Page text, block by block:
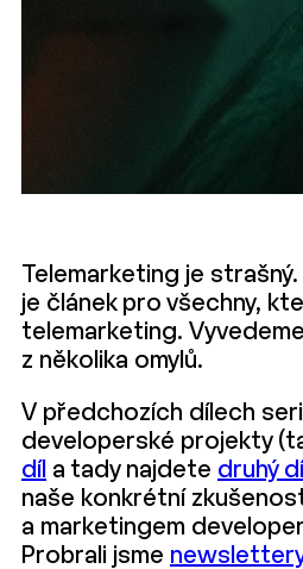
Telemarketing je
je článek pro všechny,
telemarketing.
z několika omylů.
V předchozích dílech
developerské projekty
díl a tady najdete druhý díl
naše konkrétní
a marketingem
Probrali jsme